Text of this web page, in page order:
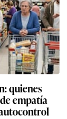
quienes
empatía